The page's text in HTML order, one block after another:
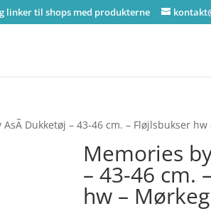
linker til shops med produkterne
Dukketøj – 43-46 cm. – Fløjlsbukser hw
Memories
– 43-46 cm.
hw –